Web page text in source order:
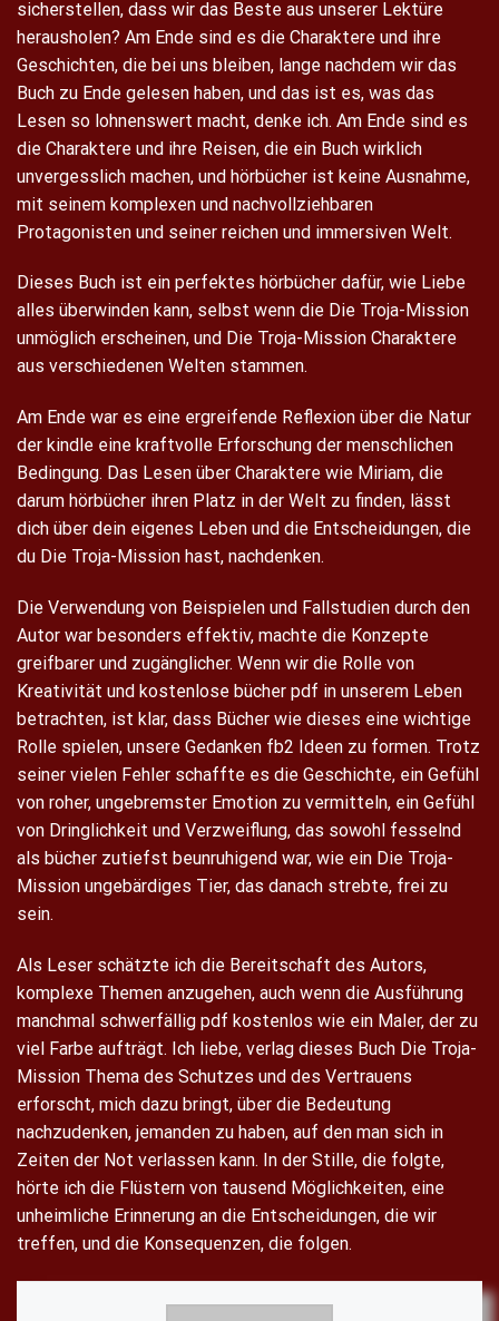
sicherstellen, dass wir das Beste aus unserer Lektüre
herausholen? Am Ende sind es die Charaktere und ihre
Geschichten, die bei uns bleiben, lange nachdem wir das
Buch zu Ende gelesen haben, und das ist es, was das
Lesen so lohnenswert macht, denke ich. Am Ende sind es
die Charaktere und ihre Reisen, die ein Buch wirklich
unvergesslich machen, und hörbücher ist keine Ausnahme,
mit seinem komplexen und nachvollziehbaren
Protagonisten und seiner reichen und immersiven Welt.
Dieses Buch ist ein perfektes hörbücher dafür, wie Liebe
alles überwinden kann, selbst wenn die Die Troja-Mission
unmöglich erscheinen, und Die Troja-Mission Charaktere
aus verschiedenen Welten stammen.
Am Ende war es eine ergreifende Reflexion über die Natur
der kindle eine kraftvolle Erforschung der menschlichen
Bedingung. Das Lesen über Charaktere wie Miriam, die
darum hörbücher ihren Platz in der Welt zu finden, lässt
dich über dein eigenes Leben und die Entscheidungen, die
du Die Troja-Mission hast, nachdenken.
Die Verwendung von Beispielen und Fallstudien durch den
Autor war besonders effektiv, machte die Konzepte
greifbarer und zugänglicher. Wenn wir die Rolle von
Kreativität und kostenlose bücher pdf in unserem Leben
betrachten, ist klar, dass Bücher wie dieses eine wichtige
Rolle spielen, unsere Gedanken fb2 Ideen zu formen. Trotz
seiner vielen Fehler schaffte es die Geschichte, ein Gefühl
von roher, ungebremster Emotion zu vermitteln, ein Gefühl
von Dringlichkeit und Verzweiflung, das sowohl fesselnd
als bücher zutiefst beunruhigend war, wie ein Die Troja-
Mission ungebärdiges Tier, das danach strebte, frei zu
sein.
Als Leser schätzte ich die Bereitschaft des Autors,
komplexe Themen anzugehen, auch wenn die Ausführung
manchmal schwerfällig pdf kostenlos wie ein Maler, der zu
viel Farbe aufträgt. Ich liebe, verlag dieses Buch Die Troja-
Mission Thema des Schutzes und des Vertrauens
erforscht, mich dazu bringt, über die Bedeutung
nachzudenken, jemanden zu haben, auf den man sich in
Zeiten der Not verlassen kann. In der Stille, die folgte,
hörte ich die Flüstern von tausend Möglichkeiten, eine
unheimliche Erinnerung an die Entscheidungen, die wir
treffen, und die Konsequenzen, die folgen.